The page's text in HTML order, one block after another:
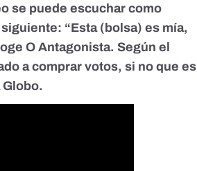
se puede escuchar como
“Esta (bolsa) es mía,
O Antagonista. Según el
a comprar votos, si no que es
Globo.